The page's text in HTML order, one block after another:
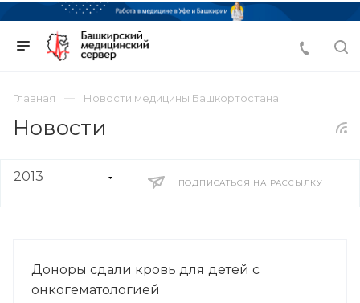
Главная Новости медицины Башкортостана
Новости
ПОДПИСАТЬСЯ НА РАССЫЛКУ
Доноры сдали кровь для детей с
онкогематологией